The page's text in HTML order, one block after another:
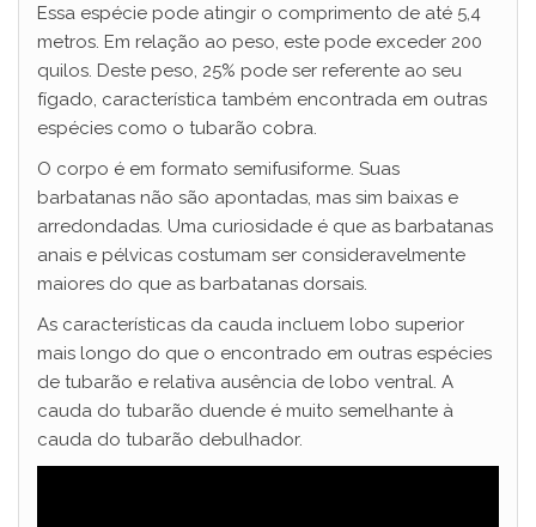
Essa espécie pode atingir o comprimento de até 5,4
metros. Em relação ao peso, este pode exceder 200
quilos. Deste peso, 25% pode ser referente ao seu
fígado, característica também encontrada em outras
espécies como o tubarão cobra.
O corpo é em formato semifusiforme. Suas
barbatanas não são apontadas, mas sim baixas e
arredondadas. Uma curiosidade é que as barbatanas
anais e pélvicas costumam ser consideravelmente
maiores do que as barbatanas dorsais.
As características da cauda incluem lobo superior
mais longo do que o encontrado em outras espécies
de tubarão e relativa ausência de lobo ventral. A
cauda do tubarão duende é muito semelhante à
cauda do tubarão debulhador.